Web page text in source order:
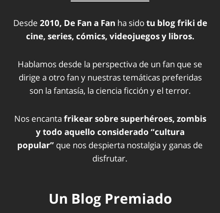
Desde 2010, De Fan a Fan ha sidotu blog friki de
cine, series, cómics, videojuegos y libros.
Hablamos desde la perspectiva de un fan que se
dirige a otro fan y nuestras temáticas preferidas
son la fantasía, la ciencia ficción y el terror.
Nos encanta frikear sobre superhéroes, zombis
y todo aquello considerado “cultura
popular” que nos despierta nostalgia y ganas de
disfrutar.
Un Blog Premiado